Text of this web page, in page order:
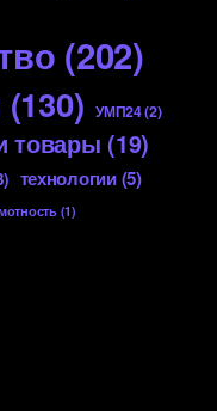
(202)
(130) УМП24(2)
товары (19)
технологии(5)
(1)